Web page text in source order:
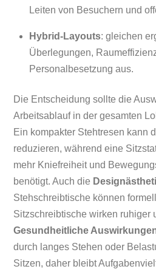
Leiten von Besuchern und
Hybrid-Layouts: gleichen
Überlegungen,
Personalbesetzung aus.
Die Entscheidung sollte die
Arbeitsablauf in der gesamten
Ein kompakter Stehtresen kann
reduzieren, während eine
mehr Kniefreiheit und
benötigt. Auch die
Stehschreibtische können
Sitzschreibtische wirken ruhiger
Gesundheitliche
durch langes Stehen oder
Sitzen, daher bleibt